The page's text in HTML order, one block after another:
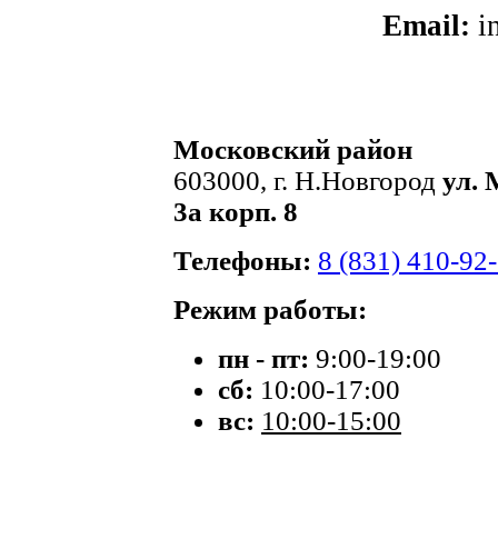
Email:
Московский район
603000, г. Н.Новгород ул.
3а корп. 8
Телефоны: 8 (831) 410-
Режим работы:
пн - пт: 9:00-19:00
сб: 10:00-17:00
вс: 10:00-15:00